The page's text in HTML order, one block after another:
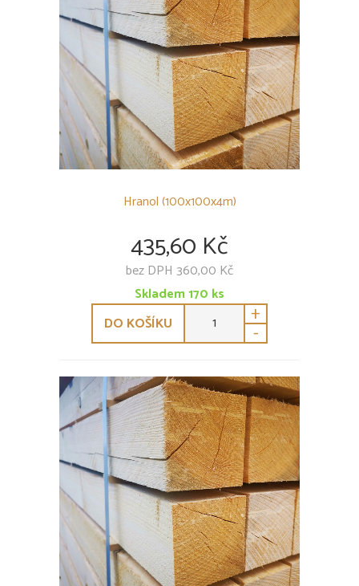
SKLENÍKY
OSTATNÍ
Hranol (100x100x4m)
435,60 Kč
bez DPH 360,00 Kč
Skladem170 ks
DO KOŠÍKU
+
-